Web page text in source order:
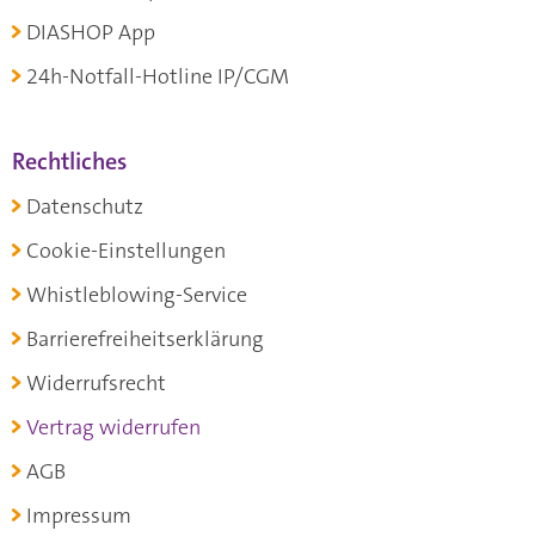
DIASHOP App
24h-Notfall-Hotline IP/CGM
Rechtliches
Datenschutz
Cookie-Einstellungen
Whistleblowing-Service
Barrierefreiheitserklärung
Widerrufsrecht
Vertrag widerrufen
AGB
Impressum